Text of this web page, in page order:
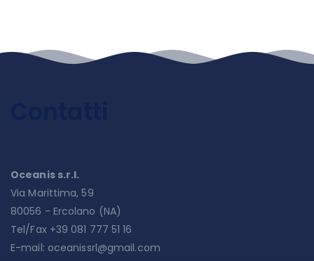
Oceanis s.r.l.
Via Marittima, 59
80056 - Ercolano (NA)
Tel/Fax +39 081 777 51 16
E-mail: oceanissrl@gmail.com